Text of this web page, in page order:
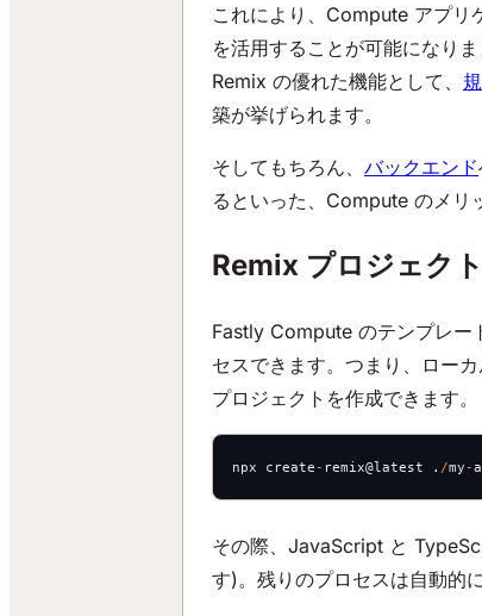
これにより、Compute アプリ
を活用することが可能になり
Remix の優れた機能として、
築が挙げられます。
そしてもちろん、 バックエンド
るといった、Compute のメリ
Remix プロジェク
Fastly Compute のテンプレー
セスできます。つまり、ロー
プロジェクトを作成できます。
npx create - remix@latest . /my -
その際、JavaScript と
す)。残りのプロセスは自動的